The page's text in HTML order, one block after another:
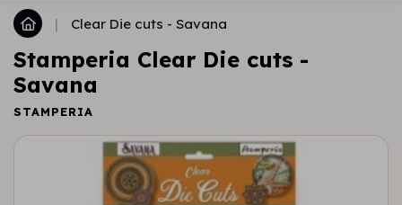
| Clear Die cuts - Savana
Stamperia Clear Die cuts -
Savana
STAMPERIA